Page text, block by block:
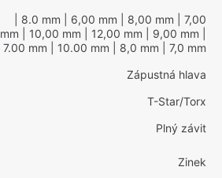
| 8.0 mm | 6,00 mm | 8,00 mm | 7,00
mm | 10,00 mm | 12,00 mm | 9,00 mm
7.00 mm | 10.00 mm | 8,0 mm | 7,0 mm
Zápustná hlava
T-Star/Torx
Plný závit
Zinek